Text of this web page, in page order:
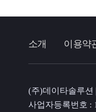
소개 이용약
(주)데이타솔루션
사업자등록번호 :